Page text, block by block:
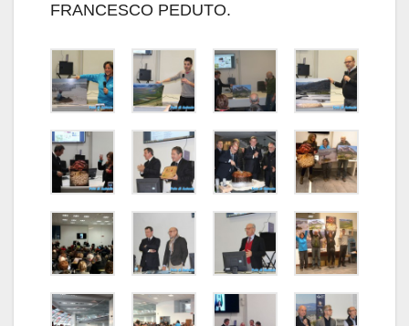
FRANCESCO PEDUTO.